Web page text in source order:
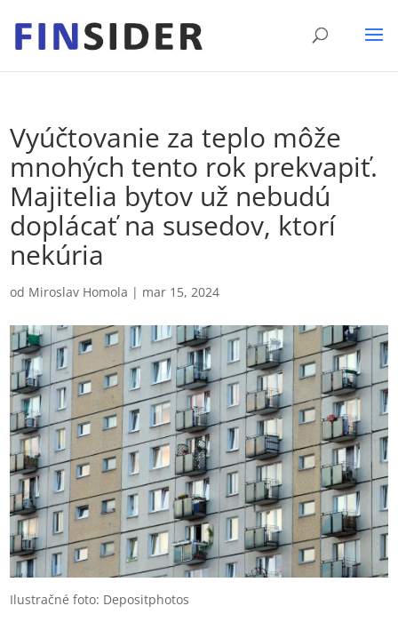
Vyúčtovanie za teplo môže
mnohých tento rok prekvapiť.
Majitelia bytov už nebudú
doplácať na susedov, ktorí
nekúria
od Miroslav Homola | mar 15, 2024
Ilustračné foto: Depositphotos